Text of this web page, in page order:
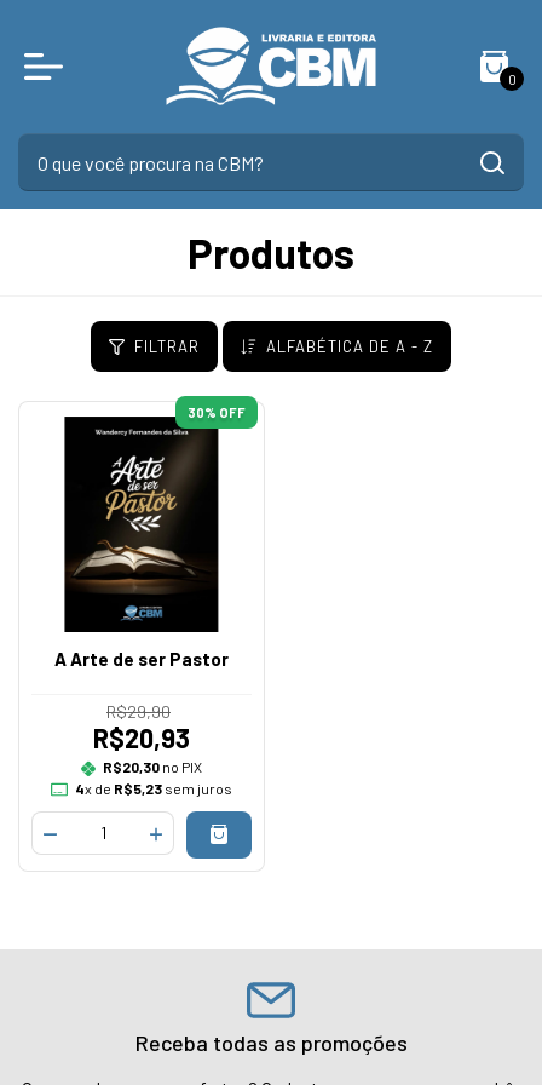
0
Produtos
FILTRAR ALFABÉTICA DE A - Z
30% OFF
A Arte de ser Pastor
R$29,90
R$20,93
R$20,30 no PIX
4x de R$5,23sem juros
Receba todas as promoções